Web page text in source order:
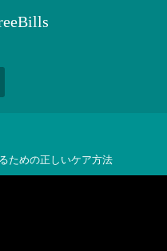
ための正しいケア方法